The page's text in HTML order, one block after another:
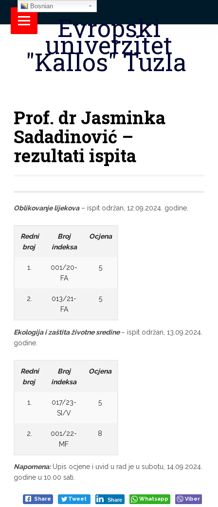
Evropski
univerzitet
"Kallos" Tuzla
Prof. dr Jasminka
Sadadinović –
rezultati ispita
Oblikovanje lijekova– ispit održan, 12.09.2024. godine.
Redni
broj
Broj
indeksa
Ocjena
1.
001/20-
FA
5
2.
013/21-
FA
5
Ekologija i zaštita životne sredine– ispit održan, 13.09.2024.
godine.
Redni
broj
Broj
indeksa
Ocjena
1.
017/23-
SI/V
5
2.
001/22-
MF
8
Napomena:Upis ocjene i uvid u rad je u subotu, 14.09.2024.
godine u 10.00 sati.
Share Tweet Share Whatsapp Viber
Bosnian